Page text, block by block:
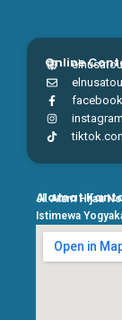
Online
Alamat
Jl. Alam Hijau
Istimewa